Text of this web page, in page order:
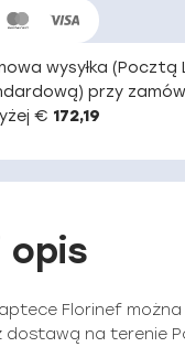
wysyłka (Pocztą
przy
€ 172,19
opis
Florinef
dostawą na terenie